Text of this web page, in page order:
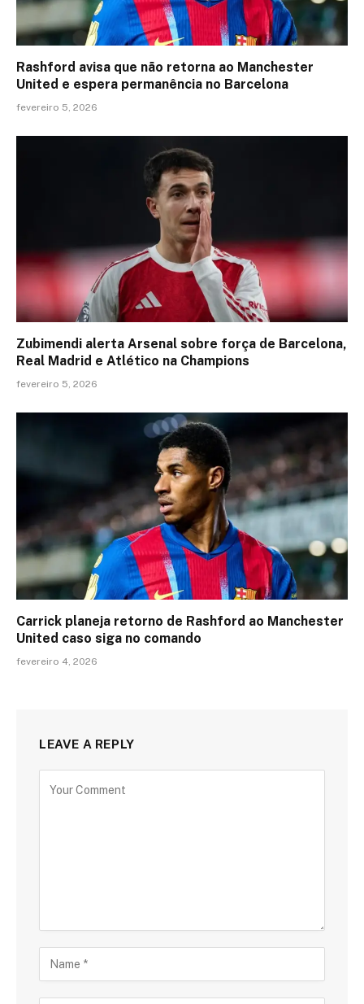
Rashford avisa que não retorna ao Manchester
United e espera permanência no Barcelona
fevereiro 5, 2026
Zubimendi alerta Arsenal sobre força de Barcelona,
Real Madrid e Atlético na Champions
fevereiro 5, 2026
Carrick planeja retorno de Rashford ao Manchester
United caso siga no comando
fevereiro 4, 2026
LEAVE A REPLY